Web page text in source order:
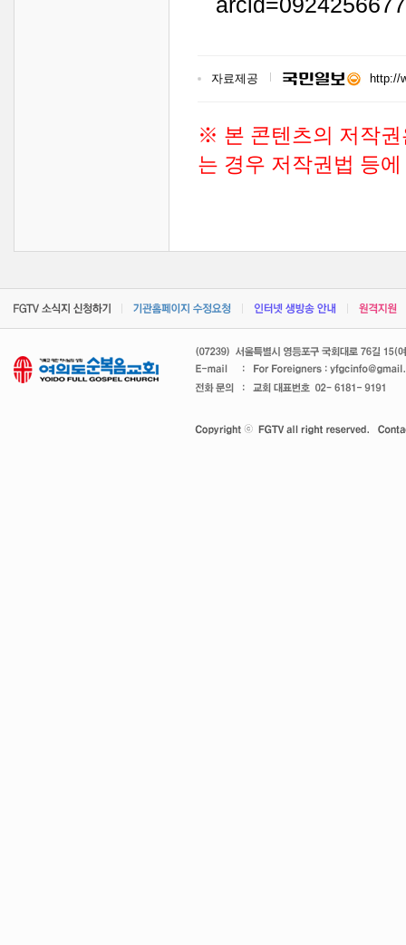
자료제공 http://
※ 본 콘텐츠의 저작권
는 경우 저작권법 등